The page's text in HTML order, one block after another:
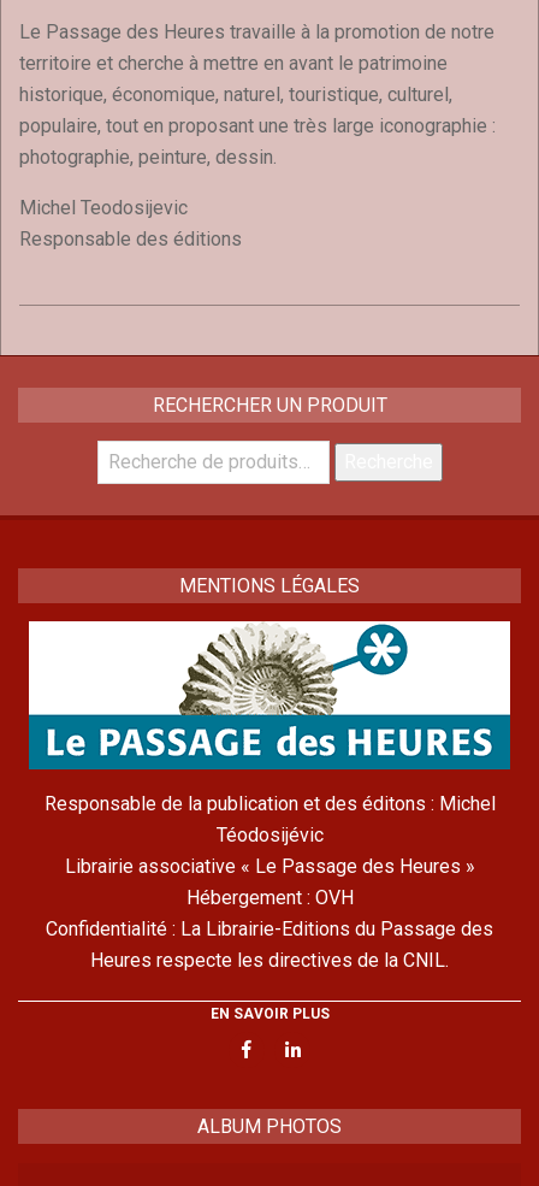
Le Passage des Heures travaille à la promotion de notre
territoire et cherche à mettre en avant le patrimoine
historique, économique, naturel, touristique, culturel,
populaire, tout en proposant une très large iconographie :
photographie, peinture, dessin.
Michel Teodosijevic
Responsable des éditions
02-
01
RECHERCHER UN PRODUIT
Recherche
pour :
MENTIONS LÉGALES
Responsable de la publication et des éditons : Michel
Téodosijévic
Librairie associative « Le Passage des Heures »
Hébergement : OVH
Confidentialité : La Librairie-Editions du Passage des
Heures respecte les directives de la CNIL.
EN SAVOIR PLUS
ALBUM PHOTOS